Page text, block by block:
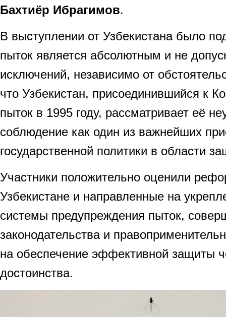
Бахтиёр Ибрагимов.
В выступлении от Узбекистана было
пыток является абсолютным и не
исключений, независимо от
что Узбекистан, присоединившийся к
пыток в 1995 году, рассматривает её
соблюдение как один из важнейших
государственной политики в области
Участники положительно оценили
Узбекистане и направленные на
системы предупреждения пыток,
законодательства и
на обеспечение эффективной защиты
достоинства.